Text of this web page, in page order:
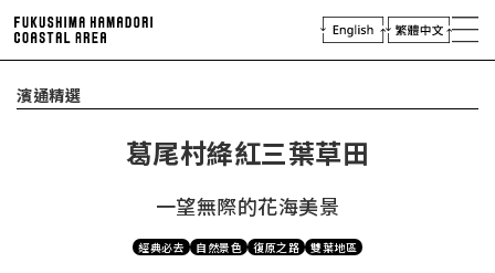
laces of Interest
體驗濱通
濱通行程
虛擬導覽
致旅行與媒體業者
濱通精選
葛尾村絳紅三葉草田
一望無際的花海美景
經典必去 自然景色 復原之路 雙葉地區